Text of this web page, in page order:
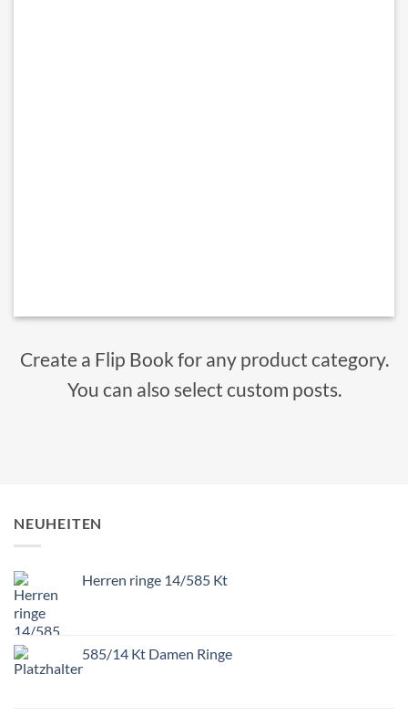
Create a Flip Book for any product category.
You can also select custom posts.
NEUHEITEN
Herren ringe 14/585 Kt
585/14 Kt Damen Ringe